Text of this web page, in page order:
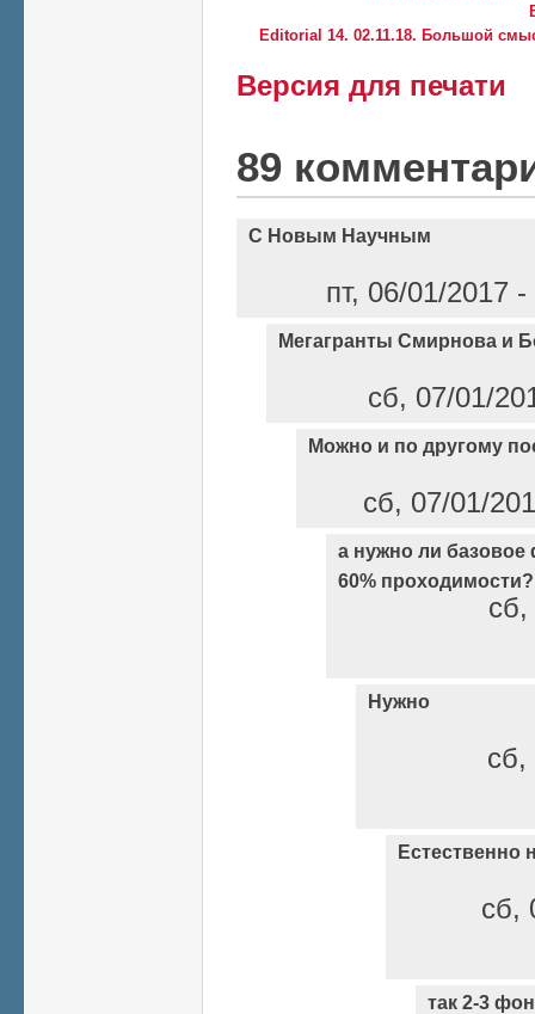
Editorial 14. 02.11.18. Большой
Версия для печати
89
С Новым Научным
пт, 06/01/2017
Мегагранты Смирнова и
сб, 07/01/
Можно и по другому
сб, 07/01/
а нужно ли
60% проходимости?
Нужно
сб,
Естественно
сб,
так 2-3